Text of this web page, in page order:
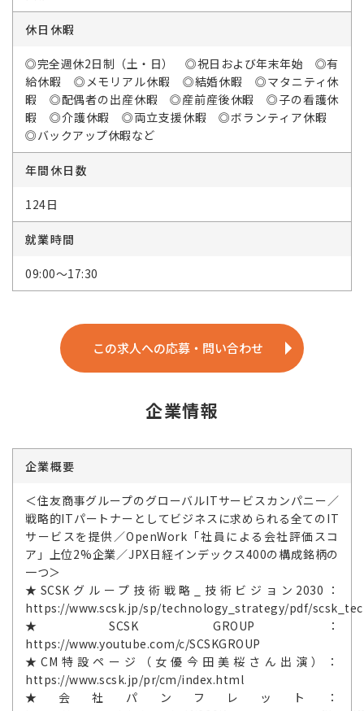
休日休暇
◎完全週休2日制（土・日） ◎祝日および年末年始 ◎有
給休暇 ◎メモリアル休暇 ◎結婚休暇 ◎マタニティ休
暇 ◎配偶者の出産休暇 ◎産前産後休暇 ◎子の看護休
暇 ◎介護休暇 ◎両立支援休暇 ◎ボランティア休暇
◎バックアップ休暇など
年間休日数
124日
就業時間
09:00～17:30
この求人への応募・問い合わせ
企業情報
企業概要
＜住友商事グループのグローバルITサービスカンパニー／
戦略的ITパートナーとしてビジネスに求められる全てのIT
サービスを提供／OpenWork「社員による会社評価スコ
ア」上位2%企業／JPX日経インデックス400の構成銘柄の
一つ＞
★SCSKグループ技術戦略_技術ビジョン2030：
https://www.scsk.jp/sp/technology_strategy/pdf/
★SCSK GROUP：
https://www.youtube.com/c/SCSKGROUP
★CM特設ページ（女優今田美桜さん出演）：
https://www.scsk.jp/pr/cm/index.html
★会社パンフレット：